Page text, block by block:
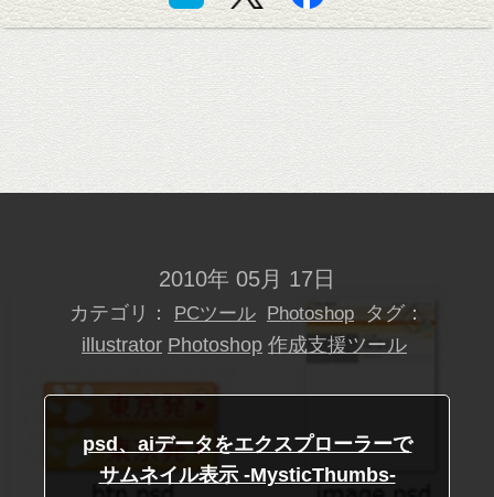
2010年 05月 17日
カテゴリ： PCツール Photoshop
タグ：
illustrator Photoshop 作成支援ツール
psd、aiデータをエクスプローラーで
サムネイル表示 -MysticThumbs-